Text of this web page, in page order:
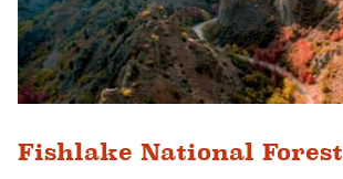
Fishlake National Forest